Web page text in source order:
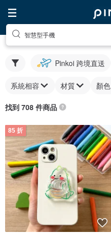
智慧型手機
Pinkoi 跨境直送
系統相容 材質 顏色
找到 708 件商品
85 折